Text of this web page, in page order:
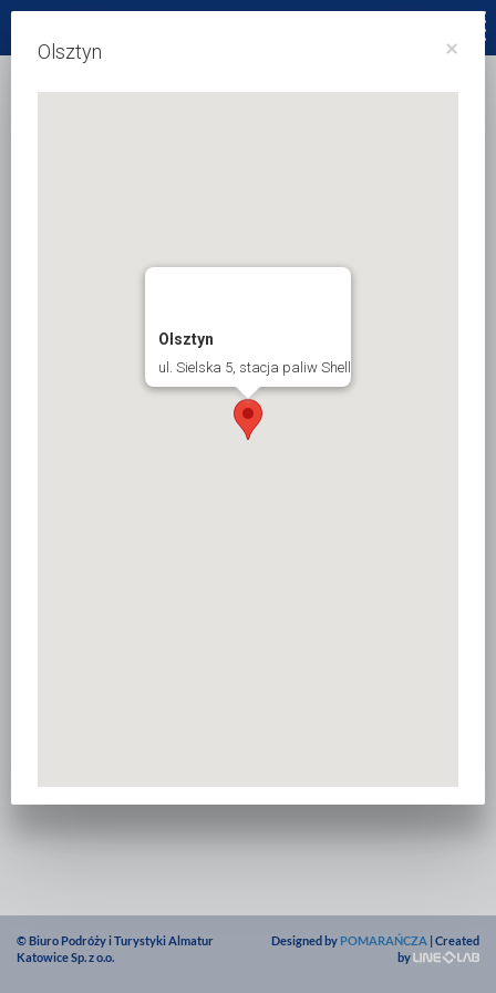
×
Olsztyn
Olsztyn
ul. Sielska 5, stacja paliw Shell
© Biuro Podróży i Turystyki Almatur
Katowice Sp. z o.o.
Designed by POMARAŃCZA | Created
by